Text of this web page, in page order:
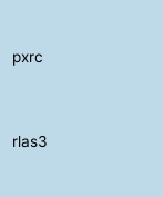
pxrc
rlas3